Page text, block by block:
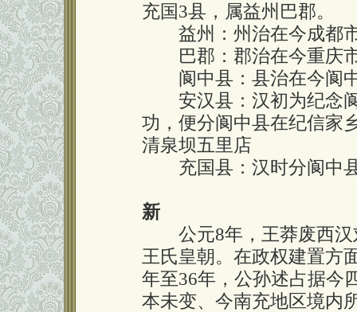
充国3县，属益州巴郡。
益州：州治在今成都
巴郡：郡治在今重庆
阆中县：县治在今阆
安汉县：汉初为纪念阆
功，便分阆中县在纪信家
清泉坝五里店
充国县：汉时分阆中县
新
公元8年，王莽废西汉
王氏皇朝。在政权建置方
年至36年，公孙述占据今
本未变、今南充地区境内